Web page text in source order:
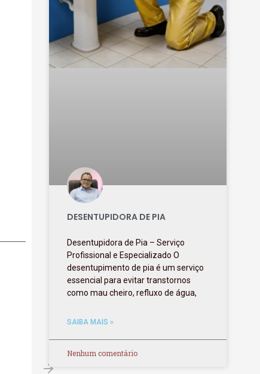
DESENTUPIDORA DE PIA
Desentupidora de Pia – Serviço
Profissional e Especializado O
desentupimento de pia é um serviço
essencial para evitar transtornos
como mau cheiro, refluxo de água,
SAIBA MAIS »
Nenhum comentário